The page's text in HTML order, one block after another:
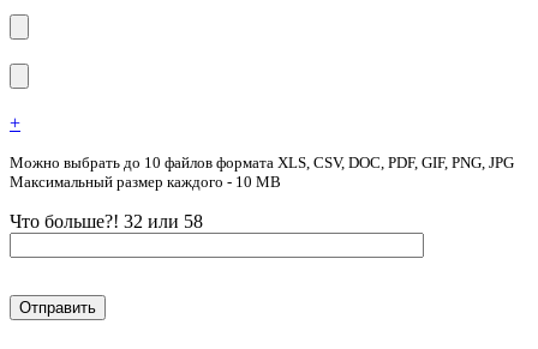
+
Можно выбрать до 10 файлов формата XLS, CSV, DOC, PDF, GIF, PNG, JPG
Максимальный размер каждого - 10 MB
Что больше?! 32 или 58